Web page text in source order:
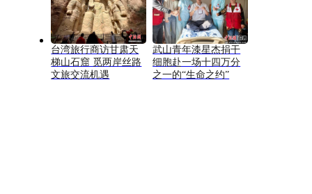
台湾旅行商访甘肃天
梯山石窟 觅两岸丝路
文旅交流机遇
武山青年漆星杰捐干
细胞赴一场十四万分
之一的“生命之约”